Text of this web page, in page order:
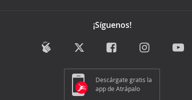
¡Síguenos!
Descárgate gratis la
app de Atrápalo